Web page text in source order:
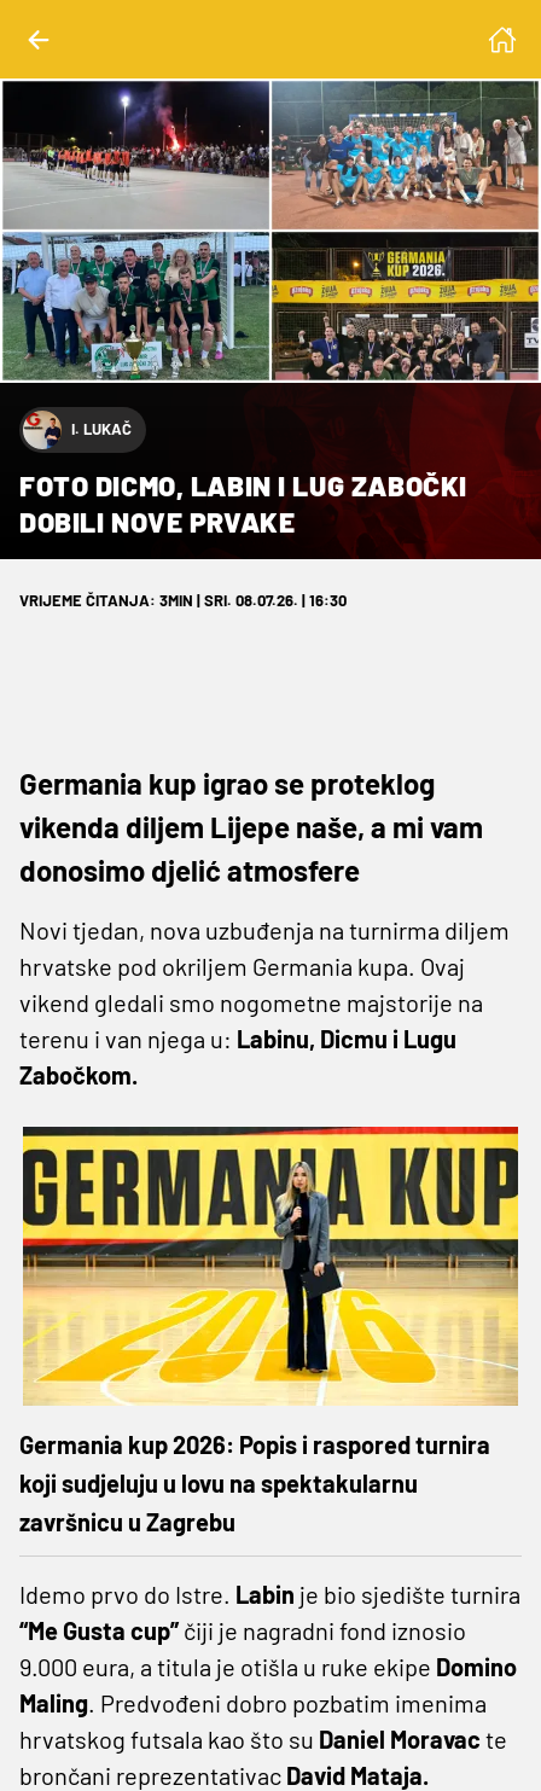
I. LUKAČ
FOTO DICMO, LABIN I LUG ZABOČKI
DOBILI NOVE PRVAKE
VRIJEME ČITANJA: 3MIN | SRI. 08.07.26. | 16:30
Germania kup igrao se proteklog
vikenda diljem Lijepe naše, a mi vam
donosimo djelić atmosfere
Novi tjedan, nova uzbuđenja na turnirma diljem
hrvatske pod okriljem Germania kupa. Ovaj
vikend gledali smo nogometne majstorije na
terenu i van njega u: Labinu, Dicmu i Lugu
Zabočkom.
Germania kup 2026: Popis i raspored turnira
koji sudjeluju u lovu na spektakularnu
završnicu u Zagrebu
Idemo prvo do Istre. Labin je bio sjedište turnira
“Me Gusta cup” čiji je nagradni fond iznosio
9.000 eura, a titula je otišla u ruke ekipe Domino
Maling. Predvođeni dobro pozbatim imenima
hrvatskog futsala kao što su Daniel Moravac te
brončani reprezentativac David Mataja.